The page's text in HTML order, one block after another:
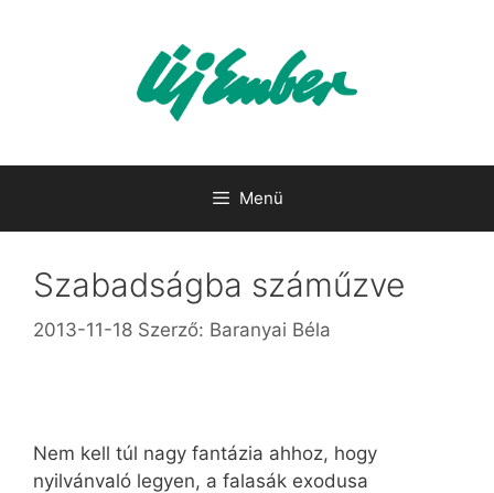
Menü
Szabadságba száműzve
2013-11-18 Szerző: Baranyai Béla
Nem kell túl nagy fantázia ahhoz, hogy
nyilvánvaló legyen, a falasák exodusa